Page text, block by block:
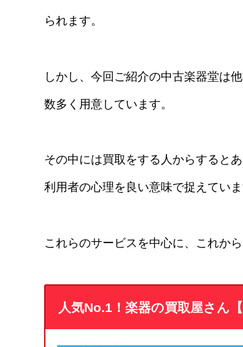
られます。
しかし、今回ご紹介の中古楽器堂は
数多く用意しています。
その中には買取をする人からすると
利用者の心理を良い意味で捉えていま
これらのサービスを中心に、これから
人気No.1！楽器の買取屋さん